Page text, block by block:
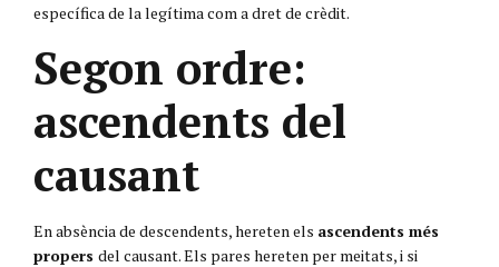
específica de la legítima com a dret de crèdit.
Segon ordre:
ascendents del
causant
En absència de descendents, hereten els ascendents més
propers del causant. Els pares hereten per meitats, i si